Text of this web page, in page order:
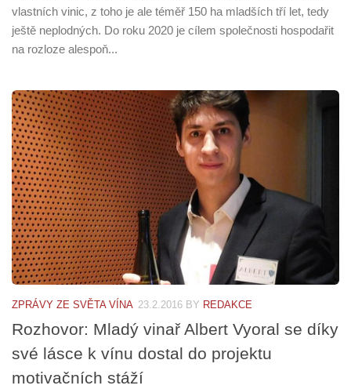
vlastních vinic, z toho je ale téměř 150 ha mladších tří let, tedy
ještě neplodných. Do roku 2020 je cílem společnosti hospodařit
na rozloze alespoň...
ZPRÁVY ZE SVĚTA VÍNA 23.2.2016 BY REDAKCE
Rozhovor: Mladý vinař Albert Vyoral se díky
své lásce k vínu dostal do projektu
motivačních stáží